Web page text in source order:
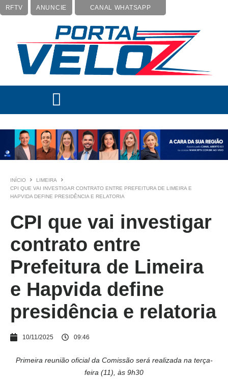
RFTV ANUNCIE CANAL WHATSAPP
INÍCIO
LIMEIRA
CPI QUE VAI INVESTIGAR CONTRATO ENTRE PREFEITURA DE LIMEIRA E
HAPVIDA DEFINE PRESIDÊNCIA E RELATORIA
CPI que vai investigar
contrato entre
Prefeitura de Limeira
e Hapvida define
presidência e relatoria
10/11/2025 09:46
Primeira reunião oficial da Comissão será realizada na terça-
feira (11), às 9h30